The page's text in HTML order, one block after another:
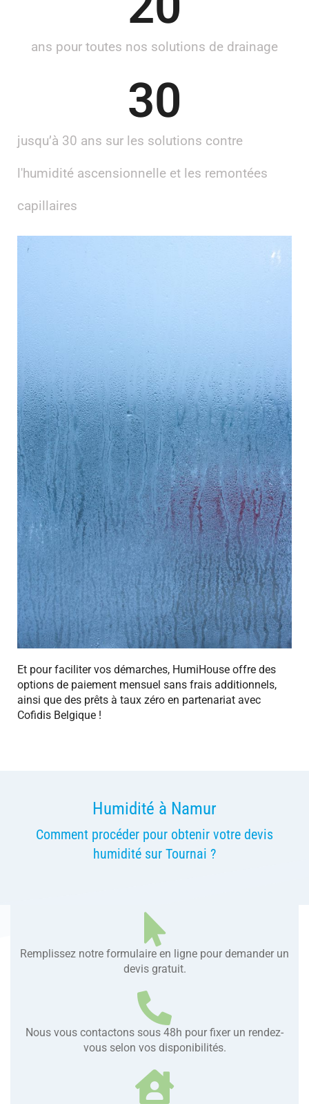
ans pour toutes nos solutions de drainage
jusqu’à 30 ans sur les solutions contre
l'humidité ascensionnelle et les remontées
capillaires
30
Et pour faciliter vos démarches, HumiHouse offre des
options de paiement mensuel sans frais additionnels,
ainsi que des prêts à taux zéro en partenariat avec
Cofidis Belgique !
Humidité à Namur
Comment procéder pour obtenir votre devis
humidité sur Tournai ?
Remplissez notre formulaire en ligne pour demander un
devis gratuit.
Nous vous contactons sous 48h pour fixer un rendez-
vous selon vos disponibilités.